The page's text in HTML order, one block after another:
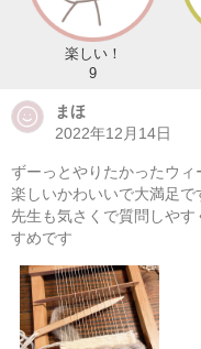
楽しい！
9
まほ
2022年12月14日
ずーっとやりたかったウィ
楽しいかわいいで大満足で
先生も気さくで質問しや
すめです